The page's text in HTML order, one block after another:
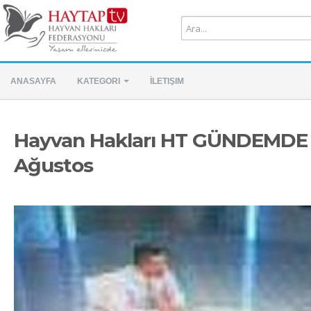
ANASAYFA KATEGORI İLETIŞIM
Hayvan Hakları HT
Ağustos